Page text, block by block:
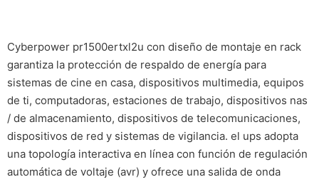
Cyberpower pr1500ertxl2u con diseño de montaje en rack
garantiza la protección de respaldo de energía para
sistemas de cine en casa, dispositivos multimedia, equipos
de ti, computadoras, estaciones de trabajo, dispositivos nas
/ de almacenamiento, dispositivos de telecomunicaciones,
dispositivos de red y sistemas de vigilancia. el ups adopta
una topología interactiva en línea con función de regulación
automática de voltaje (avr) y ofrece una salida de onda